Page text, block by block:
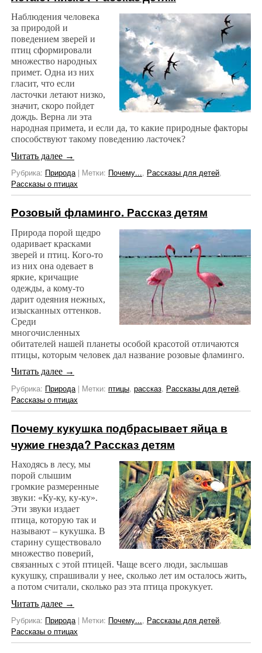
Наблюдения человека
за природой и
поведением зверей и
птиц сформировали
множество народных
примет. Одна из них
гласит, что если
ласточки летают низко,
значит, скоро пойдет
дождь. Верна ли эта
народная примета, и если да, то какие природные факторы
способствуют такому поведению ласточек?
Читать далее →
Рубрика: Природа | Метки: Почему..., Рассказы для детей,
Рассказы о птицах
Розовый фламинго. Рассказ детям
Природа порой щедро
одаривает красками
зверей и птиц. Кого-то
из них она одевает в
яркие, кричащие
одежды, а кому-то
дарит одеяния нежных,
изысканных оттенков.
Среди
многочисленных
обитателей нашей планеты особой красотой отличаются
птицы, которым человек дал название розовые фламинго.
Читать далее →
Рубрика: Природа | Метки: птицы, рассказ, Рассказы для детей,
Рассказы о птицах
Почему кукушка подбрасывает яйца в
чужие гнезда? Рассказ детям
Находясь в лесу, мы
порой слышим
громкие размеренные
звуки: «Ку-ку, ку-ку».
Эти звуки издает
птица, которую так и
называют – кукушка. В
старину существовало
множество поверий,
связанных с этой птицей. Чаще всего люди, заслышав
кукушку, спрашивали у нее, сколько лет им осталось жить,
а потом считали, сколько раз эта птица прокукует.
Читать далее →
Рубрика: Природа | Метки: Почему..., Рассказы для детей,
Рассказы о птицах